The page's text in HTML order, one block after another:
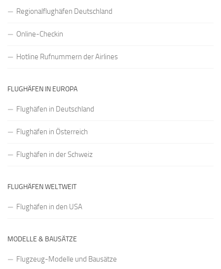
Regionalflughäfen Deutschland
Online-Checkin
Hotline Rufnummern der Airlines
FLUGHÄFEN IN EUROPA
Flughäfen in Deutschland
Flughäfen in Österreich
Flughäfen in der Schweiz
FLUGHÄFEN WELTWEIT
Flughäfen in den USA
MODELLE & BAUSÄTZE
Flugzeug-Modelle und Bausätze